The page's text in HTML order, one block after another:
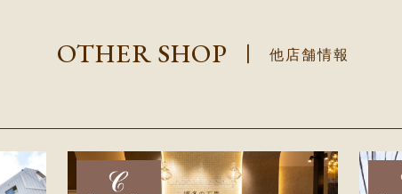
OTHER SHOP | 他店舗情報